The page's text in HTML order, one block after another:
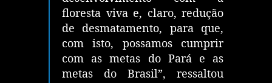
floresta viva e, claro, redução
de desmatamento, para que,
com isto, possamos cumprir
com as metas do Pará e as
metas do Brasil”, ressaltou